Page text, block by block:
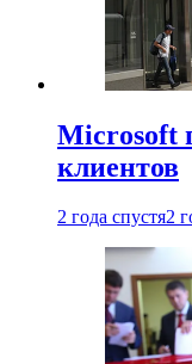
Microsoft
клиентов
2 года спустя2